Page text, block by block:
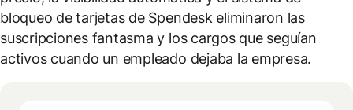
bloqueo de tarjetas de Spendesk eliminaron las
suscripciones fantasma y los cargos que seguían
activos cuando un empleado dejaba la empresa.